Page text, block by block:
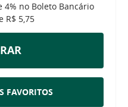
4% no Boleto Bancário
R$ 5,75
FAVORITOS